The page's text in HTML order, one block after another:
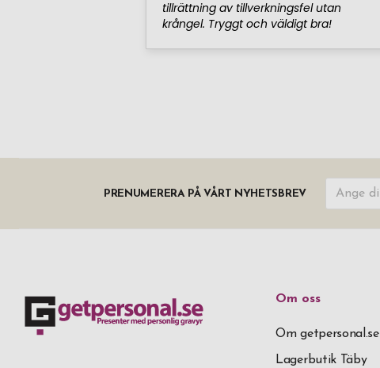
PRENUMERERA PÅ VÅRT NYHETSBREV
Om oss
Om getpersonal.se
Lagerbutik Täby